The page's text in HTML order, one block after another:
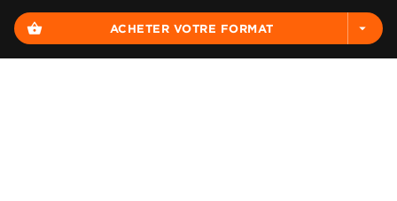
shopping_basket ACHETER VOTRE FORMAT arrow_drop_down
Paramétrer vos cookies
Mentions légales
Conditions générales d'utilisation